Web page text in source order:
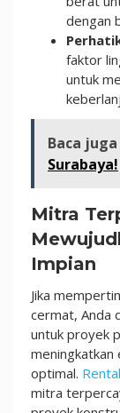
dengan
faktor
untuk
Baca juga
Surabaya!
Mitra
Impian
Jika
cermat, Anda
untuk proyek
meningkatkan
optimal.
mitra